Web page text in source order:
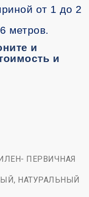
от 1 до 2
метров.
и
и
ПЕРВИЧНАЯ
НАТУРАЛЬНЫЙ